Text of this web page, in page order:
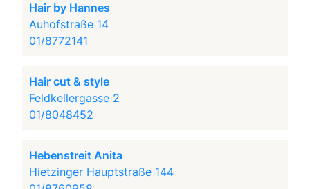
Hair by Hannes
Auhofstraße 14
01/8772141
Hair cut & style
Feldkellergasse 2
01/8048452
Hebenstreit Anita
Hietzinger Hauptstraße 144